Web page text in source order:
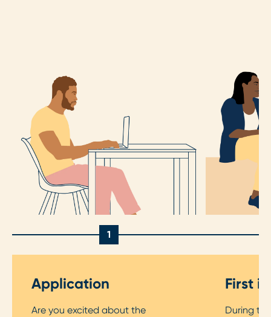
1
Application
Are you excited about the
First
During